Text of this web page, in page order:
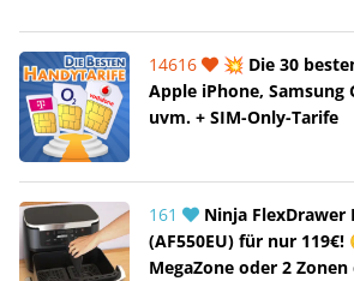
14616
💥 Die 30
Apple iPhone, Samsung
uvm. + SIM-Only-Tarife
161
Ninja
(AF550EU) für nur 119€!
MegaZone oder 2